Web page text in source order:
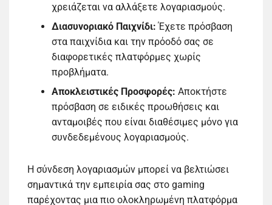
χρειάζεται να αλλάξετε λογαριασμούς.
Διασυνοριακό Παιχνίδι: Έχετε πρόσβαση
στα παιχνίδια και την πρόοδό σας σε
διαφορετικές πλατφόρμες χωρίς
προβλήματα.
Αποκλειστικές Προσφορές: Αποκτήστε
πρόσβαση σε ειδικές προωθήσεις και
ανταμοιβές που είναι διαθέσιμες μόνο για
συνδεδεμένους λογαριασμούς.
Η σύνδεση λογαριασμών μπορεί να βελτιώσει
σημαντικά την εμπειρία σας στο gaming
παρέχοντας μια πιο ολοκληρωμένη πλατφόρμα